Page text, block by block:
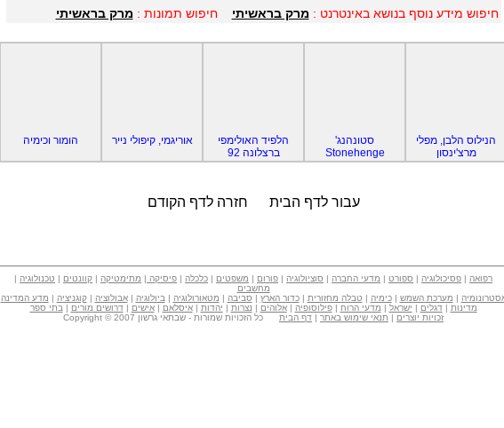
חיפוש מידע נוסף בנושא באינטרנט : מרק בראשיתי חיפוש תמונות : מרק בראשיתי
הנילוס הלבן, מפלי
מרצ'ינסון
סטונהנג'
Stonehenge
הלפיד האולימפי
ברצלונה 92
אוריגמי, קיפולי נייר הומור וכימיה
עבור לדף הבית חזרה לדף הקודם
רפואה | פסיכולוגיה | ספורט | מדעי החברה | סוציולוגיה | פורום | משפטים | כלכלה | פיסיקה | מתימטיקה | קוונטים | טכנולוגיה |
מחשבים
| מערכת השמש |כימיה | טבלה מחזורית |כדור הארץ | סביבה | מטאורולוגיה | ביולוגיה |אבולוציה |קוגניציה | מדע המדינה
מדינות |דגלים | ישראל | מדעי הרוח |פילוסופיה |אלוהים | נצרות | יהדות |איסלאם |אישים |דרושים מורים | בתי ספר
זכויות יוצרים | תנאי שימוש באתר | דף הבית כל הזכויות שמורות - שבתאי גרשון Copyright © 2007